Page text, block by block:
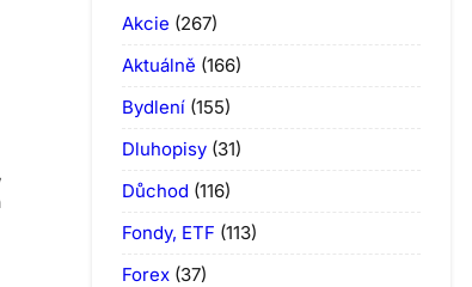
Akcie (267)
Aktuálně (166)
Bydlení (155)
Dluhopisy (31)
Důchod (116)
Fondy, ETF (113)
Forex (37)